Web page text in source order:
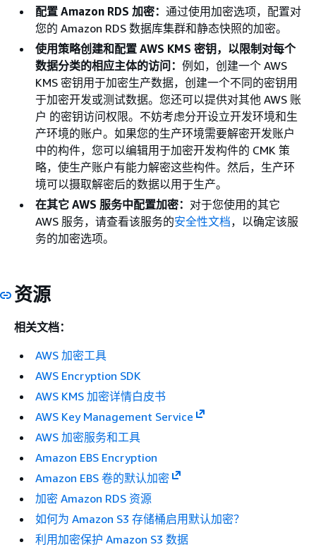
配置 Amazon RDS 加密： 通过使用加密选项，配置对
您的 Amazon RDS 数据库集群和静态快照的加密。
使用策略创建和配置 AWS KMS 密钥，以限制对每个
数据分类的相应主体的访问： 例如，创建一个 AWS
KMS 密钥用于加密生产数据，创建一个不同的密钥用
于加密开发或测试数据。您还可以提供对其他 AWS 账
户 的密钥访问权限。不妨考虑分开设立开发环境和生
产环境的账户。如果您的生产环境需要解密开发账户
中的构件，您可以编辑用于加密开发构件的 CMK 策
略，使生产账户有能力解密这些构件。然后，生产环
境可以摄取解密后的数据以用于生产。
在其它 AWS 服务中配置加密： 对于您使用的其它
AWS 服务，请查看该服务的安全性文档，以确定该服
务的加密选项。
资源
相关文档：
AWS 加密工具
AWS Encryption SDK
AWS KMS 加密详情白皮书
AWS Key Management Service
AWS 加密服务和工具
Amazon EBS Encryption
Amazon EBS 卷的默认加密
加密 Amazon RDS 资源
如何为 Amazon S3 存储桶启用默认加密？
利用加密保护 Amazon S3 数据